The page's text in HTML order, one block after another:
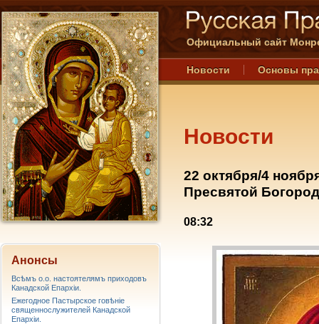
Официальный сайт
Новости Основы
Новости
22 октября/4
Пресвятой
08:32
Анонсы
Всѣмъ о.о. настоятелямъ приходовъ
Канадской Епархiи.
Ежегодное Пастырское говѣніе
священнослужителей Канадской
Епархіи.